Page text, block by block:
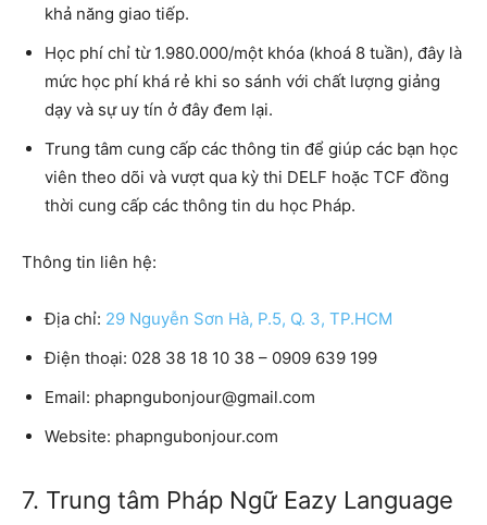
khả năng giao tiếp.
Học phí chỉ từ 1.980.000/một khóa (khoá 8 tuần), đây là
mức học phí khá rẻ khi so sánh với chất lượng giảng
dạy và sự uy tín ở đây đem lại.
Trung tâm cung cấp các thông tin để giúp các bạn học
viên theo dõi và vượt qua kỳ thi DELF hoặc TCF đồng
thời cung cấp các thông tin du học Pháp.
Thông tin liên hệ:
Địa chỉ: 29 Nguyễn Sơn Hà, P.5, Q. 3, TP.HCM
Điện thoại: 028 38 18 10 38 – 0909 639 199
Email: phapngubonjour@gmail.com
Website: phapngubonjour.com
7. Trung tâm Pháp Ngữ Eazy Language